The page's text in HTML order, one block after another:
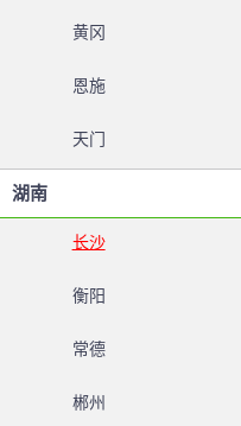
黄冈
恩施
天门
湖南
长沙
衡阳
常德
郴州